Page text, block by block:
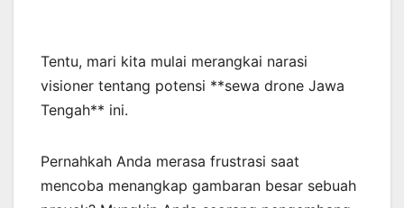
Tentu, mari kita mulai merangkai narasi
visioner tentang potensi **sewa drone Jawa
Tengah** ini.
Pernahkah Anda merasa frustrasi saat
mencoba menangkap gambaran besar sebuah